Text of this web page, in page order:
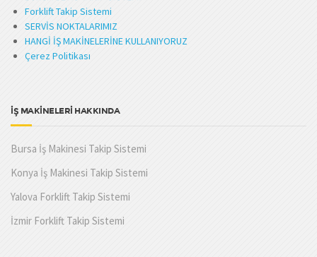
Forklift Takip Sistemi
SERVİS NOKTALARIMIZ
HANGİ İŞ MAKİNELERİNE KULLANIYORUZ
Çerez Politikası
İŞ MAKİNELERİ HAKKINDA
Bursa İş Makinesi Takip Sistemi
Konya İş Makinesi Takip Sistemi
Yalova Forklift Takip Sistemi
İzmir Forklift Takip Sistemi